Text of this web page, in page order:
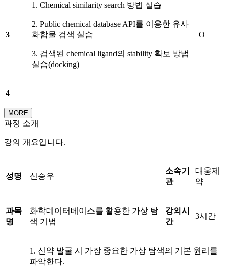
3
1. Chemical similarity search 방법 실습
2. Public chemical database API를 이용한 유사
화합물 검색 실습
3. 검색된 chemical ligand의 stability 확보 방법
실습(docking)
O
4
MORE
과정 소개
강의 개요입니다.
성명 신승우
소속기
관
대웅제
약
과목
명
화학데이터베이스를 활용한 가상 탐
색 기법
강의시
간
3시간
1. 신약 발굴 시 가장 중요한 가상 탐색의 기본 원리를
파악한다.